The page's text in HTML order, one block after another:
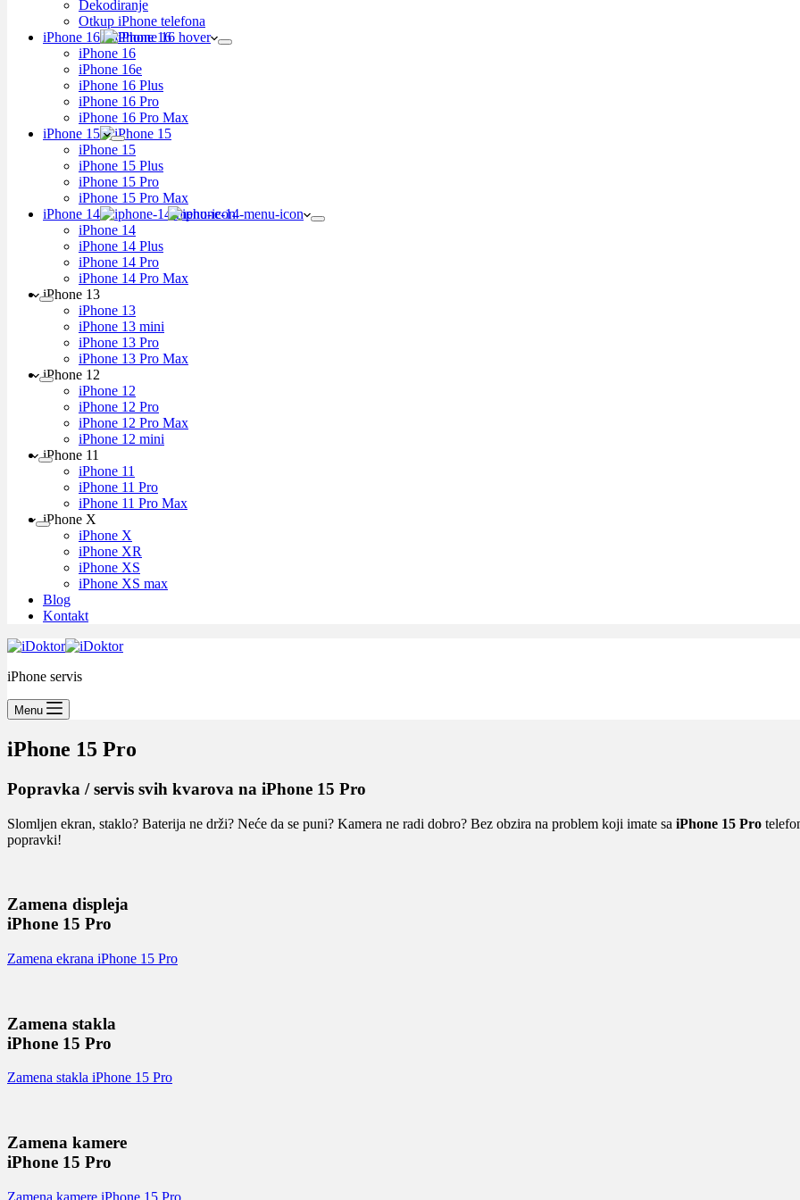
Dekodiranje
Otkup iPhone telefona
iPhone 16
iPhone 16
iPhone 16e
iPhone 16 Plus
iPhone 16 Pro
iPhone 16 Pro Max
iPhone 15
iPhone 15
iPhone 15 Plus
iPhone 15 Pro
iPhone 15 Pro Max
iPhone 14
iPhone 14
iPhone 14 Plus
iPhone 14 Pro
iPhone 14 Pro Max
iPhone 13
iPhone 13
iPhone 13 mini
iPhone 13 Pro
iPhone 13 Pro Max
iPhone 12
iPhone 12
iPhone 12 Pro
iPhone 12 Pro Max
iPhone 12 mini
iPhone 11
iPhone 11
iPhone 11 Pro
iPhone 11 Pro Max
iPhone X
iPhone X
iPhone XR
iPhone XS
iPhone XS max
Blog
Kontakt
iPhone servis
Menu
iPhone 15 Pro
Popravka / servis svih kvarova na iPhone 15 Pro
Slomljen ekran, staklo? Baterija ne drži? Neće da se puni? Kamera ne radi dobro? Bez obzira na problem koji imate sa iPhone 15 Pro
popravki!
Zamena displeja
iPhone 15 Pro
Zamena ekrana iPhone 15 Pro
Zamena stakla
iPhone 15 Pro
Zamena stakla iPhone 15 Pro
Zamena kamere
iPhone 15 Pro
Zamena kamere iPhone 15 Pro